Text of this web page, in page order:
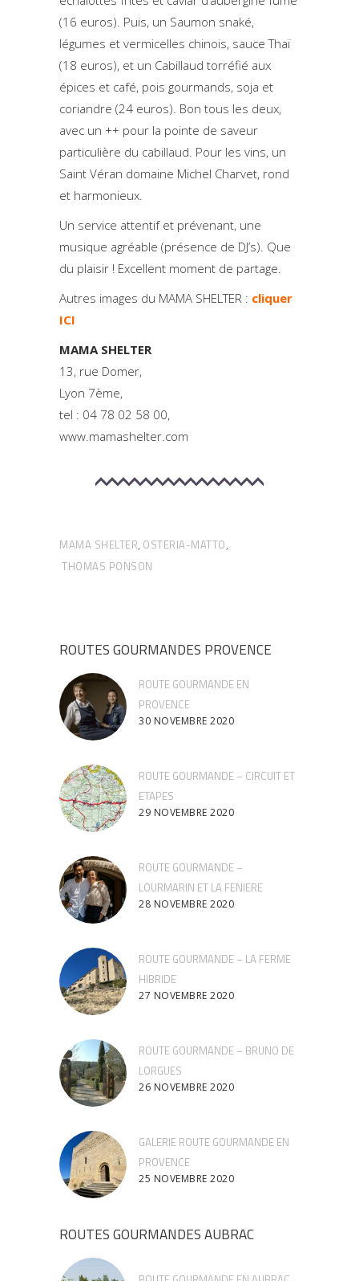
(16 euros). Puis, un Saumon snaké,
légumes et vermicelles chinois, sauce Thaï
(18 euros), et un Cabillaud torréfié aux
épices et café, pois gourmands, soja et
coriandre (24 euros). Bon tous les deux,
avec un ++ pour la pointe de saveur
particulière du cabillaud. Pour les vins, un
Saint Véran domaine Michel Charvet, rond
et harmonieux.
Un service attentif et prévenant, une
musique agréable (présence de DJ’s). Que
du plaisir ! Excellent moment de partage.
Autres images du MAMA SHELTER : cliquer
ICI
MAMA SHELTER
13, rue Domer,
Lyon 7ème,
tel : 04 78 02 58 00,
www.mamashelter.com
MAMA SHELTER, OSTERIA-MATTO,
THOMAS PONSON
ROUTES GOURMANDES PROVENCE
ROUTE GOURMANDE EN
PROVENCE
30 NOVEMBRE 2020
ROUTE GOURMANDE – CIRCUIT ET
ETAPES
29 NOVEMBRE 2020
ROUTE GOURMANDE –
LOURMARIN ET LA FENIERE
28 NOVEMBRE 2020
ROUTE GOURMANDE – LA FERME
HIBRIDE
27 NOVEMBRE 2020
ROUTE GOURMANDE – BRUNO DE
LORGUES
26 NOVEMBRE 2020
GALERIE ROUTE GOURMANDE EN
PROVENCE
25 NOVEMBRE 2020
ROUTES GOURMANDES AUBRAC